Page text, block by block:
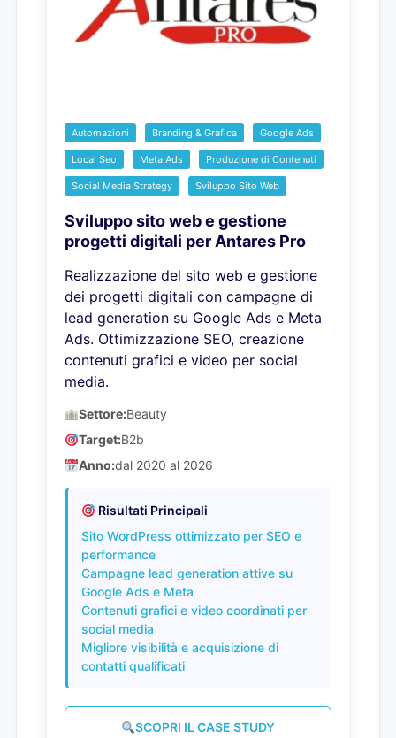
Automazioni Branding & Grafica Google Ads
Local Seo Meta Ads Produzione di Contenuti
Social Media Strategy Sviluppo Sito Web
Sviluppo sito web e gestione
progetti digitali per Antares Pro
Realizzazione del sito web e gestione
dei progetti digitali con campagne di
lead generation su Google Ads e Meta
Ads. Ottimizzazione SEO, creazione
contenuti grafici e video per social
media.
Settore:Beauty
Target:B2b
Anno:dal 2020 al 2026
Risultati Principali
Sito WordPress ottimizzato per SEO e
performance
Campagne lead generation attive su
Google Ads e Meta
Contenuti grafici e video coordinati per
social media
Migliore visibilità e acquisizione di
contatti qualificati
SCOPRI IL CASE STUDY